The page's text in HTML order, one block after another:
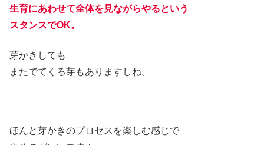
生育にあわせて全体を見ながらやるという
スタンスでOK。
芽かきしても
またでてくる芽もありますしね。
ほんと芽かきのプロセスを楽しむ感じで